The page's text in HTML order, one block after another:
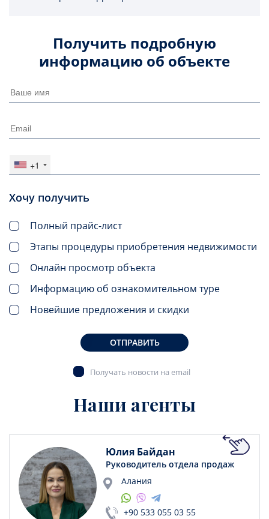
Получить подробную
информацию об объекте
+1
Хочу получить
Полный прайс-лист
Этапы процедуры приобретения недвижимости
Онлайн просмотр объекта
Информацию об ознакомительном туре
Новейшие предложения и скидки
ОТПРАВИТЬ
Получать новости на email
Наши агенты
Юлия Байдан
Руководитель отдела продаж
Алания
+90 533 055 03 55